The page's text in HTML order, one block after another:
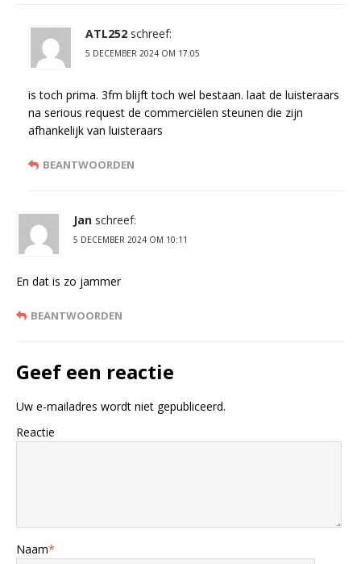
ATL252 schreef:
5 DECEMBER 2024 OM 17:05
is toch prima. 3fm blijft toch wel bestaan. laat de luisteraars
na serious request de commerciëlen steunen die zijn
afhankelijk van luisteraars
BEANTWOORDEN
Jan schreef:
5 DECEMBER 2024 OM 10:11
En dat is zo jammer
BEANTWOORDEN
Geef een reactie
Uw e-mailadres wordt niet gepubliceerd.
Reactie
Naam*